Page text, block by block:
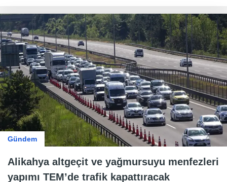
Gündem
Alikahya altgeçit ve yağmursuyu menfezleri
yapımı TEM’de trafik kapattıracak